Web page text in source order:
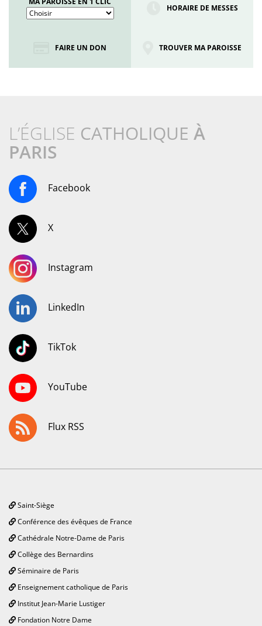
HORAIRE DE MESSES
FAIRE UN DON TROUVER MA PAROISSE
L’ÉGLISE CATHOLIQUE À
PARIS
Facebook
X
Instagram
LinkedIn
TikTok
YouTube
Flux RSS
Saint-Siège
Conférence des évêques de France
Cathédrale Notre-Dame de Paris
Collège des Bernardins
Séminaire de Paris
Enseignement catholique de Paris
Institut Jean-Marie Lustiger
Fondation Notre Dame